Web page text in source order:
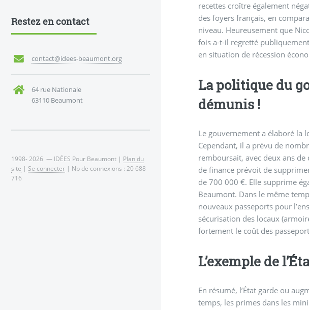
recettes croître également
des foyers français, en
niveau. Heureusement que
fois a-t-il regretté
en situation de récession
La politique du
démunis !
Le gouvernement a élaboré la
Cependant, il a prévu de
remboursait, avec deux ans
de finance prévoit de
de 700 000 €. Elle supprime
Beaumont. Dans le même
nouveaux passeports pour
sécurisation des locaux
fortement le coût des
L’exemple de
En résumé, l’État garde ou
temps, les primes dans les
Restez en contact
contact@idees-beaumont.org
64 rue Nationale
63110 Beaumont
1998- 2026 — IDÉES Pour Beaumont | Plan du
site | Se connecter | Nb de connexions : 20 688
716